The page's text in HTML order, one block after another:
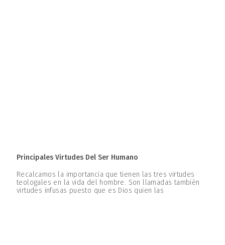
Principales Virtudes Del Ser Humano
Recalcamos la importancia que tienen las tres virtudes
teologales en la vida del hombre. Son llamadas también
virtudes infusas puesto que es Dios quien las